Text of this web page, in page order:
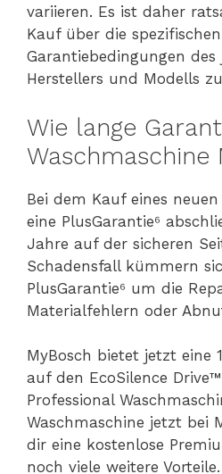
variieren. Es ist daher
Kauf über die spezifischen
Garantiebedingungen des
Herstellers und Modells
Wie lange
Waschmaschine
Bei dem Kauf eines
eine PlusGarantie⁶
Jahre auf der sicheren
Schadensfall kümmern
PlusGarantie⁶ um die
Materialfehlern oder
MyBosch bietet jetzt eine
auf den EcoSilence
Professional
Waschmaschine jetzt bei
dir eine kostenlose
noch viele weitere Vorteile.